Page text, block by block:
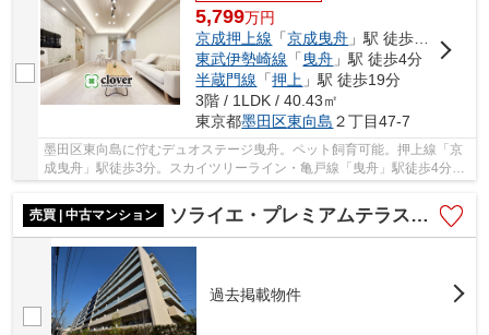
5,799万円
京成押上線 「京成曳舟 」駅 徒歩3分
東武伊勢崎線 「 曳舟 」駅 徒歩4分
半蔵門線 「押上 」駅 徒歩19分
3階 / 1LDK / 40.43㎡
東京都墨田区東向島 ２丁目47-7
墨田区東向島に佇むデュオステージ曳舟。ペット飼育可能。押上線「京
成曳舟」駅徒歩3分。スカイツリーライン・亀戸線「曳舟」駅徒歩4分と
複数路線利用可能で利便性に富んだ立地です。...
売買 | 中古マンション
ソライエ・プレミアムテラス ガーデンテラス
過去掲載物件